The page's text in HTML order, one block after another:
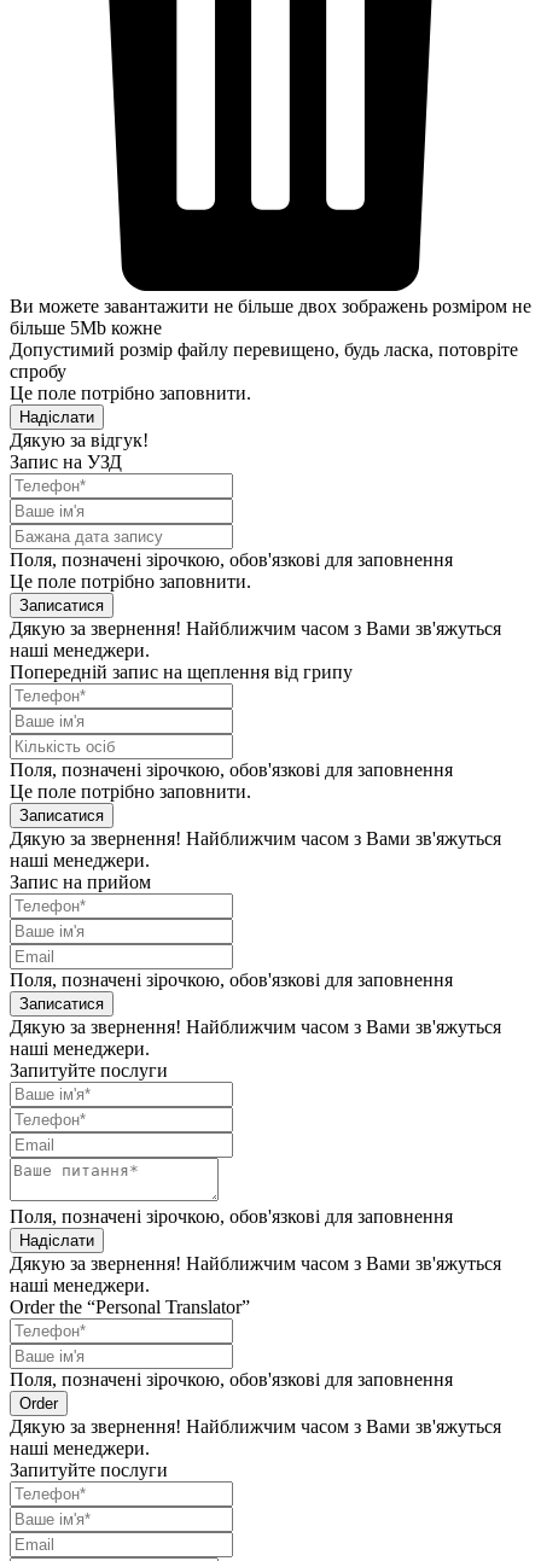
Ви можете завантажити не більше двох зображень розміром не
більше 5Mb кожне
Допустимий розмір файлу перевищено, будь ласка, потовріте
спробу
Це поле потрібно заповнити.
Надіслати
Дякую за відгук!
Запис на УЗД
Поля, позначені зірочкою, обов'язкові для заповнення
Це поле потрібно заповнити.
Записатися
Дякую за звернення! Найближчим часом з Вами зв'яжуться
наші менеджери.
Попередній запис на щеплення від грипу
Поля, позначені зірочкою, обов'язкові для заповнення
Це поле потрібно заповнити.
Записатися
Дякую за звернення! Найближчим часом з Вами зв'яжуться
наші менеджери.
Запис на прийом
Поля, позначені зірочкою, обов'язкові для заповнення
Записатися
Дякую за звернення! Найближчим часом з Вами зв'яжуться
наші менеджери.
Запитуйте послуги
Поля, позначені зірочкою, обов'язкові для заповнення
Надіслати
Дякую за звернення! Найближчим часом з Вами зв'яжуться
наші менеджери.
Order the “Personal Translator”
Поля, позначені зірочкою, обов'язкові для заповнення
Order
Дякую за звернення! Найближчим часом з Вами зв'яжуться
наші менеджери.
Запитуйте послуги